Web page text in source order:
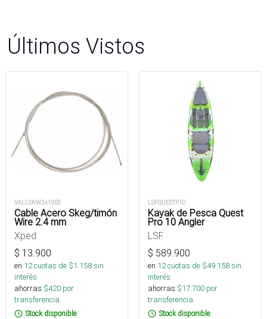
Últimos Vistos
VALLSKW3x19SS
Cable Acero Skeg/timón
Wire 2.4 mm
Xped
$ 13.900
en 12cuotas de $1.158sin
interés
ahorras $420 por
transferencia.
Stock disponible
LSFQUESTP10
Kayak de Pesca Quest
Pro 10 Angler
LSF
$ 589.900
en 12cuotas de $49.158sin
interés
ahorras $17.700 por
transferencia.
Stock disponible